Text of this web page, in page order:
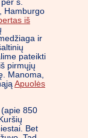
s.
Hamburgo
iš
ir
pateikti
pirmųjų
Manoma,
Apuolės
850
Bet